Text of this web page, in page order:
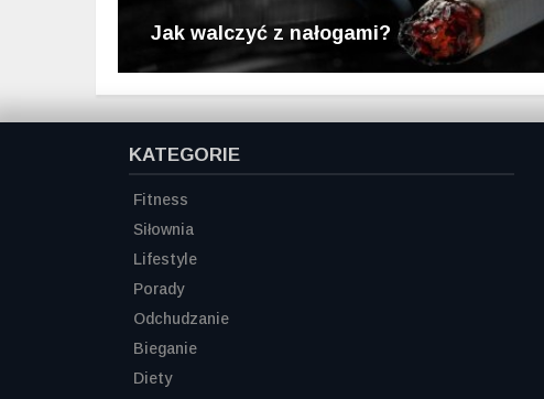
Jak walczyć z nałogami?
KATEGORIE
Fitness
Siłownia
Lifestyle
Porady
Odchudzanie
Bieganie
Diety